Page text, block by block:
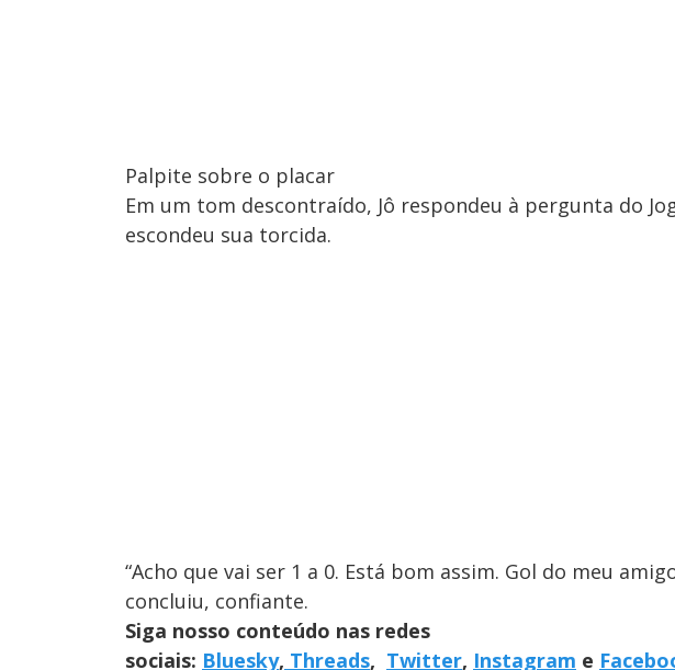
Palpite sobre o placar
Em um tom descontraído, Jô respondeu à pergunta do
escondeu sua torcida.
“Acho que vai ser 1 a 0. Está bom assim. Gol do meu
concluiu, confiante.
Siga nosso conteúdo nas redes
sociais: Bluesky, Threads, Twitter, Instagram e